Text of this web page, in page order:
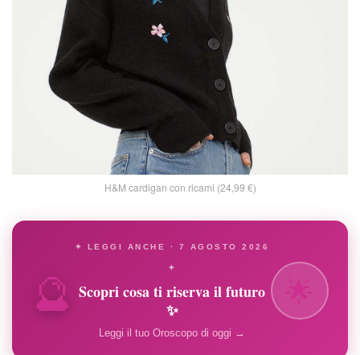
H&M cardigan con ricami (24,99 €)
🔮
✦ LEGGI ANCHE · 7 AGOSTO 2026
✦
Scopri cosa ti riserva il futuro
✨
Leggi il tuo Oroscopo di oggi →